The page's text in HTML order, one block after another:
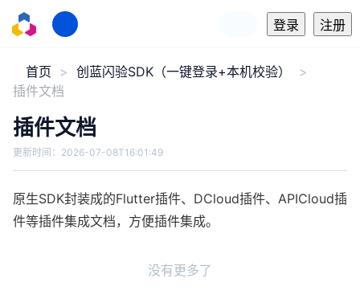
登录 注册
首页
创蓝闪验SDK（一键登录+本机校验）
插件文档
插件文档
更新时间： 2026-07-08T16:01:49
原生SDK封装成的Flutter插件、DCloud插件、APICloud插
件等插件集成文档，方便插件集成。
没有更多了